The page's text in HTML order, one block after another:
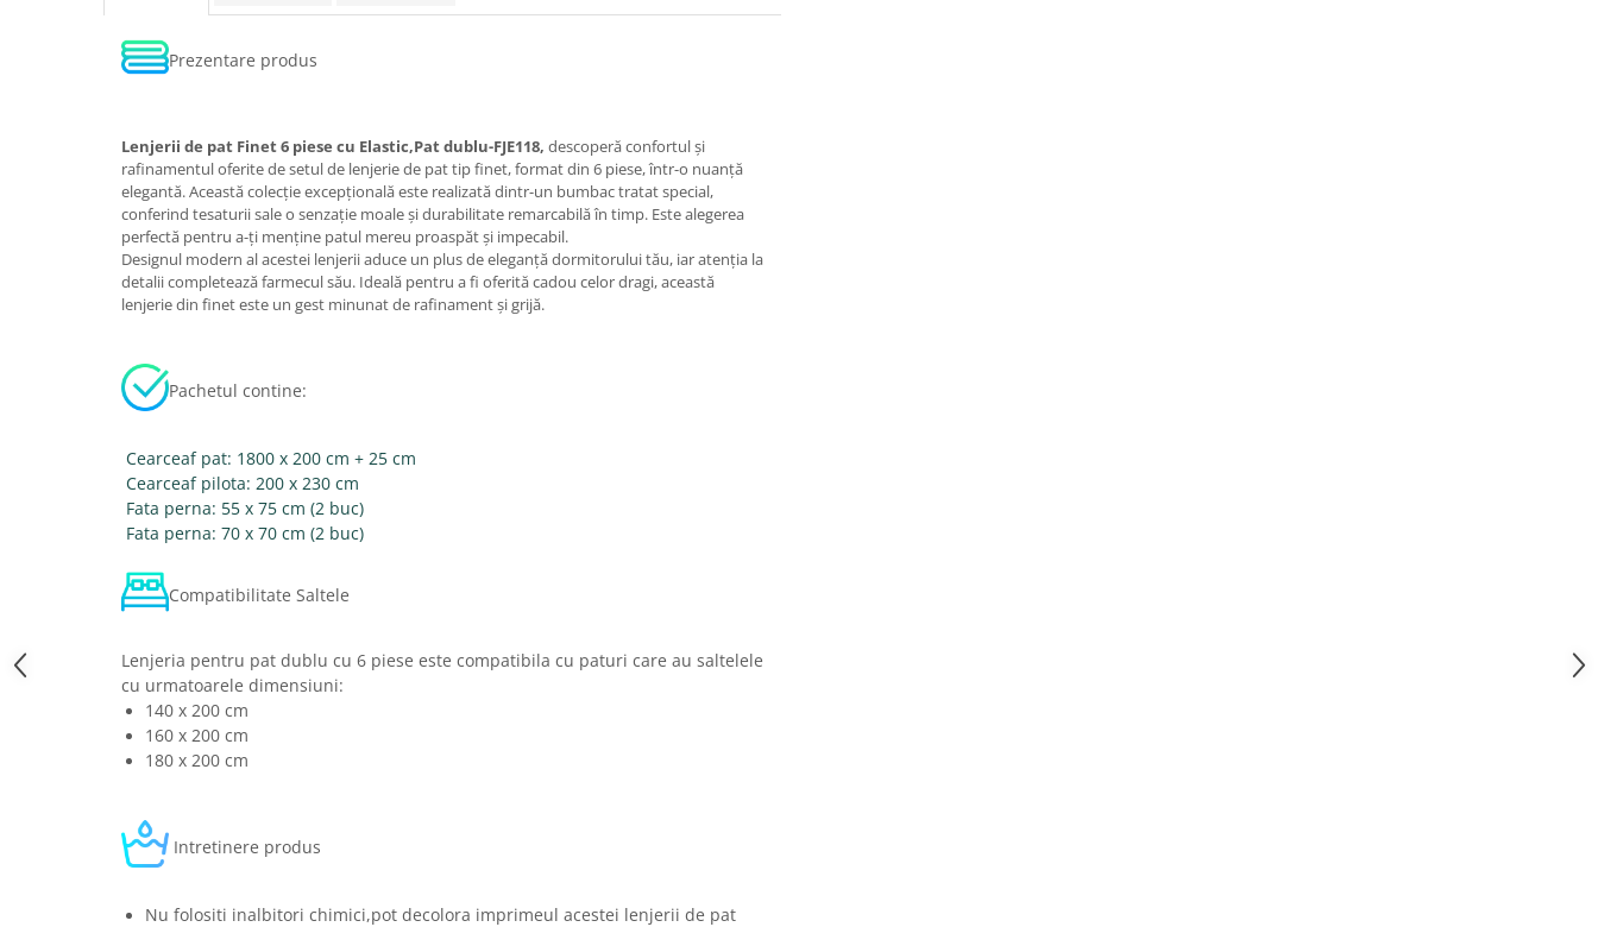
Prezentare produs
Lenjerii de pat Finet 6 piese cu Elastic,Pat dublu-FJE118, descoperă confortul și
rafinamentul oferite de setul de lenjerie de pat tip finet, format din 6 piese, într-o nuanță
elegantă. Această colecție excepțională este realizată dintr-un bumbac tratat special,
conferind tesaturii sale o senzație moale și durabilitate remarcabilă în timp. Este alegerea
perfectă pentru a-ți menține patul mereu proaspăt și impecabil.
Designul modern al acestei lenjerii aduce un plus de eleganță dormitorului tău, iar atenția la
detalii completează farmecul său. Ideală pentru a fi oferită cadou celor dragi, această
lenjerie din finet este un gest minunat de rafinament și grijă.
Pachetul contine:
Cearceaf pat: 1800 x 200 cm + 25 cm
Cearceaf pilota: 200 x 230 cm
Fata perna: 55 x 75 cm (2 buc)
Fata perna: 70 x 70 cm (2 buc)
Compatibilitate Saltele
Lenjeria pentru pat dublu cu 6 piese este compatibila cu paturi care au saltelele
cu urmatoarele dimensiuni:
140 x 200 cm
160 x 200 cm
180 x 200 cm
Intretinere produs
Nu folositi inalbitori chimici,pot decolora imprimeul acestei lenjerii de pat